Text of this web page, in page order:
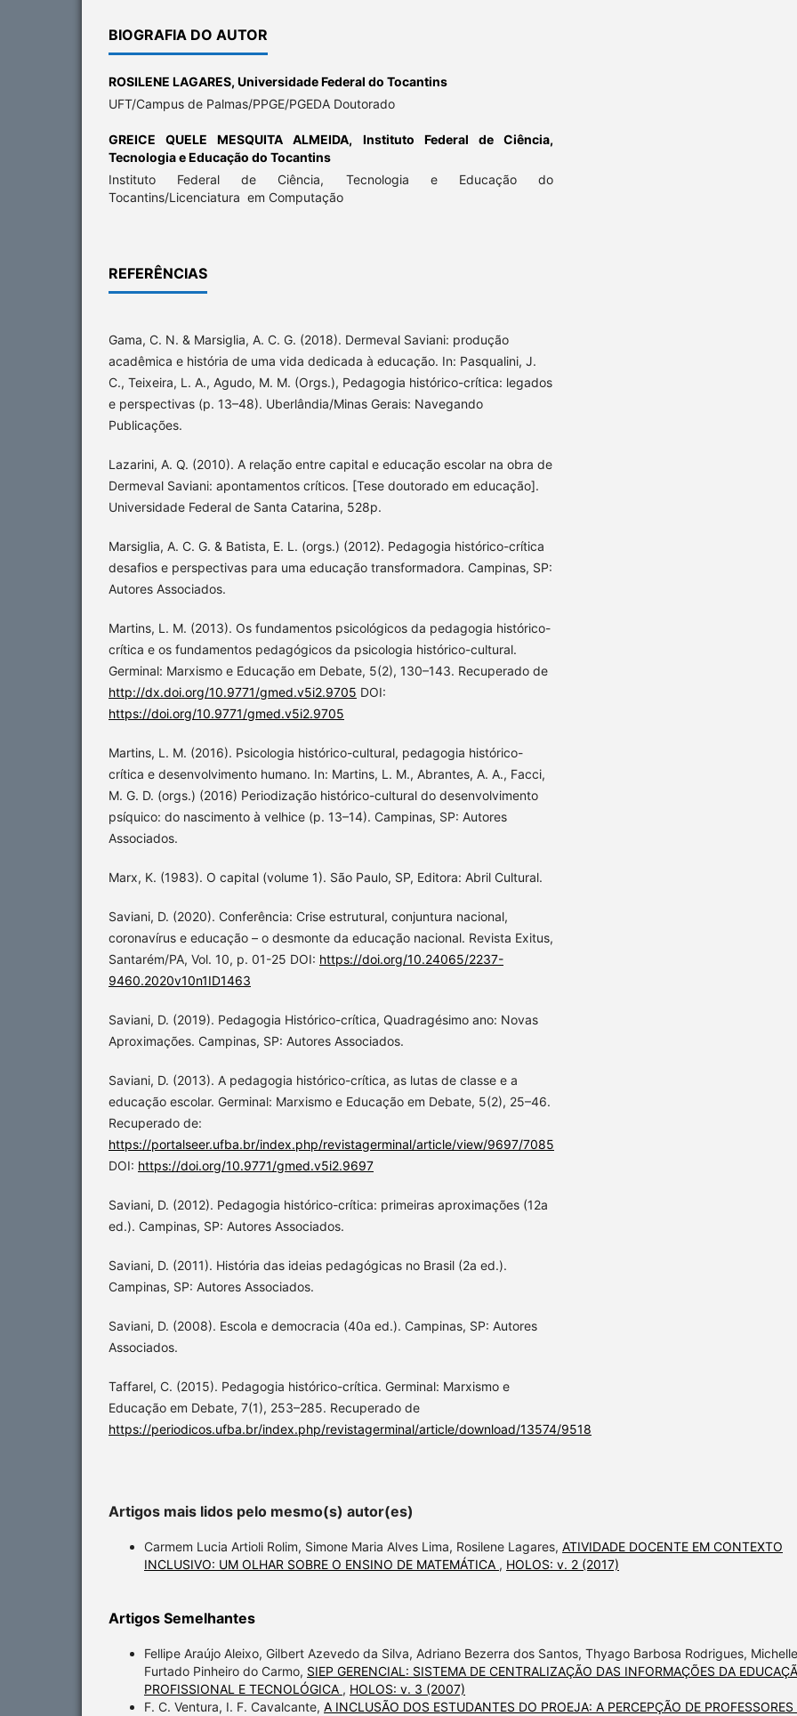
BIOGRAFIA DO AUTOR
ROSILENE LAGARES, Universidade Federal do Tocantins
UFT/Campus de Palmas/PPGE/PGEDA Doutorado
GREICE QUELE MESQUITA ALMEIDA, Instituto Federal de Ciência,
Tecnologia e Educação do Tocantins
Instituto Federal de Ciência, Tecnologia e Educação do
Tocantins/Licenciatura em Computação
REFERÊNCIAS
Gama, C. N. & Marsiglia, A. C. G. (2018). Dermeval Saviani: produção
acadêmica e história de uma vida dedicada à educação. In: Pasqualini, J.
C., Teixeira, L. A., Agudo, M. M. (Orgs.), Pedagogia histórico-crítica: legados
e perspectivas (p. 13–48). Uberlândia/Minas Gerais: Navegando
Publicações.
Lazarini, A. Q. (2010). A relação entre capital e educação escolar na obra de
Dermeval Saviani: apontamentos críticos. [Tese doutorado em educação].
Universidade Federal de Santa Catarina, 528p.
Marsiglia, A. C. G. & Batista, E. L. (orgs.) (2012). Pedagogia histórico-crítica
desafios e perspectivas para uma educação transformadora. Campinas, SP:
Autores Associados.
Martins, L. M. (2013). Os fundamentos psicológicos da pedagogia histórico-
crítica e os fundamentos pedagógicos da psicologia histórico-cultural.
Germinal: Marxismo e Educação em Debate, 5(2), 130–143. Recuperado de
http://dx.doi.org/10.9771/gmed.v5i2.9705 DOI:
https://doi.org/10.9771/gmed.v5i2.9705
Martins, L. M. (2016). Psicologia histórico-cultural, pedagogia histórico-
crítica e desenvolvimento humano. In: Martins, L. M., Abrantes, A. A., Facci,
M. G. D. (orgs.) (2016) Periodização histórico-cultural do desenvolvimento
psíquico: do nascimento à velhice (p. 13–14). Campinas, SP: Autores
Associados.
Marx, K. (1983). O capital (volume 1). São Paulo, SP, Editora: Abril Cultural.
Saviani, D. (2020). Conferência: Crise estrutural, conjuntura nacional,
coronavírus e educação – o desmonte da educação nacional. Revista Exitus,
Santarém/PA, Vol. 10, p. 01-25 DOI: https://doi.org/10.24065/2237-
9460.2020v10n1ID1463
Saviani, D. (2019). Pedagogia Histórico-crítica, Quadragésimo ano: Novas
Aproximações. Campinas, SP: Autores Associados.
Saviani, D. (2013). A pedagogia histórico-crítica, as lutas de classe e a
educação escolar. Germinal: Marxismo e Educação em Debate, 5(2), 25–46.
Recuperado de:
https://portalseer.ufba.br/index.php/revistagerminal/article/view/9697/7085
DOI: https://doi.org/10.9771/gmed.v5i2.9697
Saviani, D. (2012). Pedagogia histórico-crítica: primeiras aproximações (12a
ed.). Campinas, SP: Autores Associados.
Saviani, D. (2011). História das ideias pedagógicas no Brasil (2a ed.).
Campinas, SP: Autores Associados.
Saviani, D. (2008). Escola e democracia (40a ed.). Campinas, SP: Autores
Associados.
Taffarel, C. (2015). Pedagogia histórico-crítica. Germinal: Marxismo e
Educação em Debate, 7(1), 253–285. Recuperado de
https://periodicos.ufba.br/index.php/revistagerminal/article/download/13574/9518
Artigos mais lidos pelo mesmo(s) autor(es)
Carmem Lucia Artioli Rolim, Simone Maria Alves Lima, Rosilene Lagares, ATIVIDADE DOCENTE EM CONTEXTO
INCLUSIVO: UM OLHAR SOBRE O ENSINO DE MATEMÁTICA , HOLOS: v. 2 (2017)
Artigos Semelhantes
Fellipe Araújo Aleixo, Gilbert Azevedo da Silva, Adriano Bezerra dos Santos, Thyago Barbosa Rodrigues, Michelle
Furtado Pinheiro do Carmo, SIEP GERENCIAL: SISTEMA DE CENTRALIZAÇÃO DAS INFORMAÇÕES DA
PROFISSIONAL E TECNOLÓGICA , HOLOS: v. 3 (2007)
F. C. Ventura, I. F. Cavalcante, A INCLUSÃO DOS ESTUDANTES DO PROEJA: A PERCEPÇÃO DE PROFESSORES